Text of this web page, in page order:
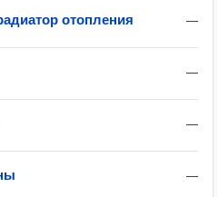
—
отопления
—
—
—